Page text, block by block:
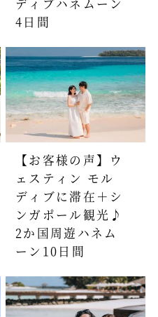
ディブハネムーン
4日間
【お客様の声】ウ
ェスティン モル
ディブに滞在＋シ
ンガポール観光♪
2か国周遊ハネム
ーン10日間